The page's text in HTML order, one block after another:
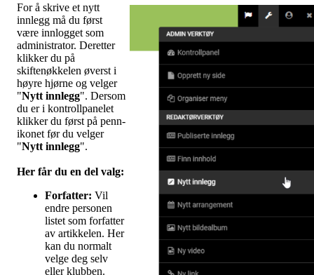
For å skrive et nytt
innlegg må du først
være innlogget som
administrator. Deretter
klikker du på
skiftenøkkelen øverst i
høyre hjørne og velger
"Nytt innlegg". Dersom
du er i kontrollpanelet
klikker du først på penn-
ikonet før du velger
"Nytt innlegg".
Her får du en del valg:
Forfatter: Vil
endre personen
listet som forfatter
av artikkelen. Her
kan du normalt
velge deg selv
eller klubben.